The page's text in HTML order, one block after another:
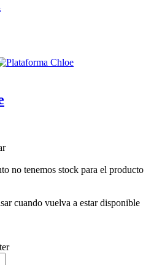
no tenemos stock para el producto
cuando vuelva a estar disponible